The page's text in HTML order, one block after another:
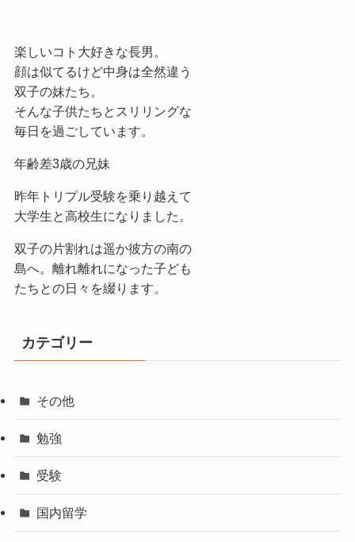
楽しいコト大好きな長男。
顔は似てるけど中身は全然違う
双子の妹たち。
そんな子供たちとスリリングな
毎日を過ごしています。
年齢差3歳の兄妹
昨年トリプル受験を乗り越えて
大学生と高校生になりました。
双子の片割れは遥か彼方の南の
島へ。離れ離れになった子ども
たちとの日々を綴ります。
カテゴリー
その他
勉強
受験
国内留学